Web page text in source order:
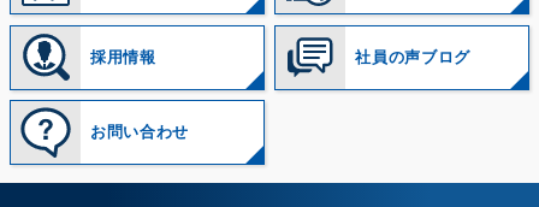
採用情報 社員の声ブログ
お問い合わせ